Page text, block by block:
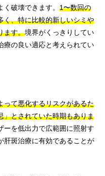
破壊できます。 1〜数回の
く、特に比較的新しいシミや
ます。境界がくっきりしてい
療の良い適応と考えられてい
って悪化するリスクがあるた
」とされていた時期もありま
ーを低出力で広範囲に照射す
肝斑治療に有効であることが